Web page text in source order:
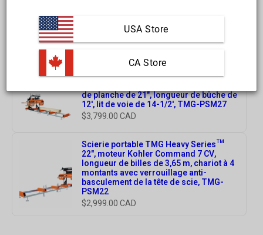
Recommended Products
TMG Industrial 27" Scierie portable,
de planche de 21", longueur de bûche de
12', lit de voie de 14-1/2', TMG-PSM27
$3,799.00 CAD
Scierie portable TMG Heavy Series™
22", moteur Kohler Command 7 CV,
longueur de billes de 3,65 m, chariot à 4
montants avec verrouillage anti-
basculement de la tête de scie, TMG-
PSM22
$2,999.00 CAD
USA Store
CA Store